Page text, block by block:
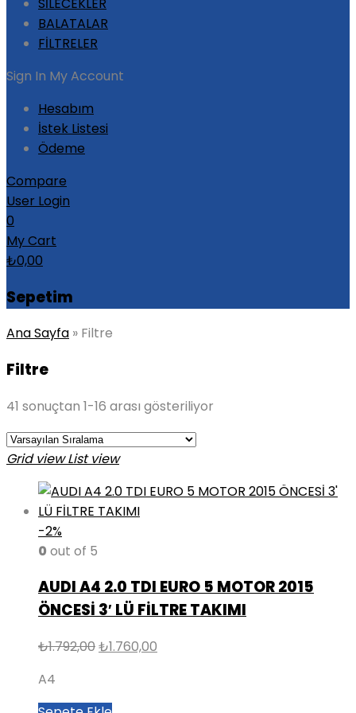
BALATALAR
FİLTRELER
Sign In My Account
Hesabım
İstek Listesi
Ödeme
Compare
User Login
0
My Cart
₺0,00
Sepetim
Ana Sayfa » Filtre
Filtre
41 sonuçtan 1-16 arası gösteriliyor
Grid view List view
-2%
0 out of 5
AUDI A4 2.0 TDI EURO 5 MOTOR 2015
ÖNCESİ 3′ LÜ FİLTRE TAKIMI
₺1.792,00Orijinal
₺1.760,00
A4